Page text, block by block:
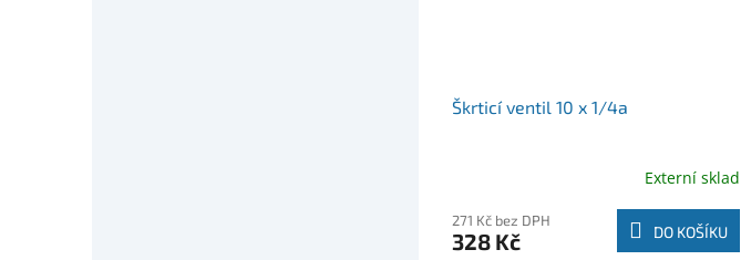
Škrticí ventil 10 x 1/4a
Externí sklad
271 Kč bez DPH
328 Kč DO KOŠÍKU